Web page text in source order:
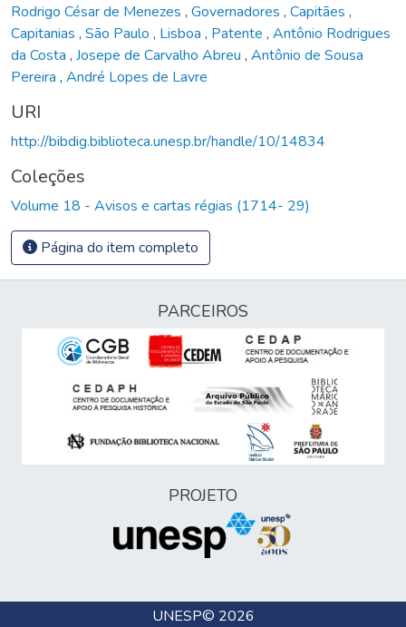
Rodrigo César de Menezes , Governadores , Capitães ,
Capitanias , São Paulo , Lisboa , Patente , Antônio Rodrigues
da Costa , Josepe de Carvalho Abreu , Antônio de Sousa
Pereira , André Lopes de Lavre
URI
http://bibdig.biblioteca.unesp.br/handle/10/14834
Coleções
Volume 18 - Avisos e cartas régias (1714- 29)
Página do item completo
PARCEIROS
PROJETO
UNESP© 2026